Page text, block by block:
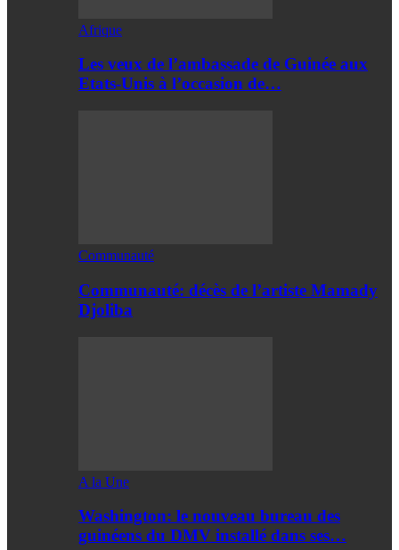
Afrique
Les veux de l’ambassade de Guinée aux
Etats-Unis à l’occasion de…
Communauté
Communauté: décès de l’artiste Mamady
Djoliba
A la Une
Washington: le nouveau bureau des
guinéens du DMV installé dans ses…